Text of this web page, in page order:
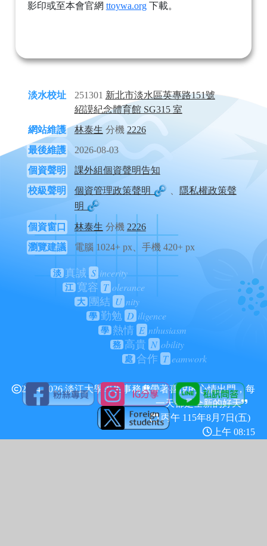
影印或至本會官網 ttoywa.org下載。
淡水校址 251301 新北市淡水區英專路151號
紹謨紀念體育館 SG315 室
網站維護
林泰生 分機 2226
最後維護
2026-08-03
個資聲明
課外組個資聲明告知
校級聲明
個資管理政策聲明 、
隱私權政策聲
明
個資窗口 林泰生 分機 2226
瀏覽建議
電腦 1024+ px、手機 420+ px
淡 真誠 S incerity
江 寬容 T olerance
大 團結 U nity
學 勤勉 D iligence
學 熱情 E nthusiasm
務 高貴 N obility
處 合作 T eamwork
2024-2026 淡江大學學生事務處帶著喜悅的心情出門，每
一天都是全新的好天
丙午 115年8月7日(五)
上午 08:15